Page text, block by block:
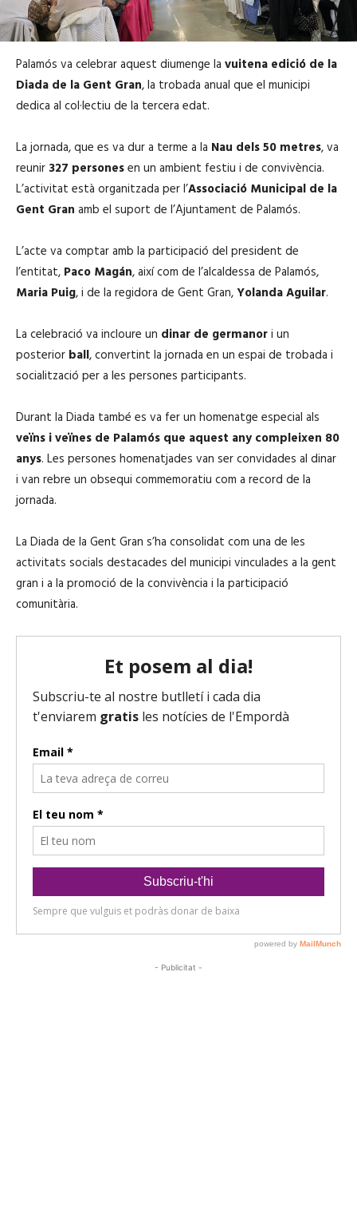
Palamós va celebrar aquest diumenge la vuitena edició de la
Diada de la Gent Gran, la trobada anual que el municipi
dedica al col·lectiu de la tercera edat.
La jornada, que es va dur a terme a la Nau dels 50 metres, va
reunir 327 personesen un ambient festiu i de convivència.
L’activitat està organitzada per l’Associació Municipal de la
Gent Gran amb el suport de l’Ajuntament de Palamós.
L’acte va comptar amb la participació del president de
l’entitat, Paco Magán, així com de l’alcaldessa de Palamós,
Maria Puig, i de la regidora de Gent Gran,Yolanda Aguilar.
La celebració va incloure un dinar de germanori un
posterior ball, convertint la jornada en un espai de trobada i
socialització per a les persones participants.
Durant la Diada també es va fer un homenatge especial als
veïns i veïnes de Palamós que aquest any compleixen 80
anys. Les persones homenatjades van ser convidades al dinar
i van rebre un obsequi commemoratiu com a record de la
jornada.
La Diada de la Gent Gran s’ha consolidat com una de les
activitats socials destacades del municipi vinculades a la gent
gran i a la promoció de la convivència i la participació
comunitària.
- Publicitat -